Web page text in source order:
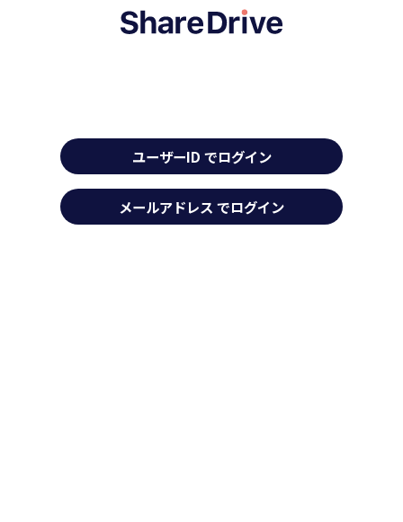
ユーザーID でログイン
メールアドレス でログイン